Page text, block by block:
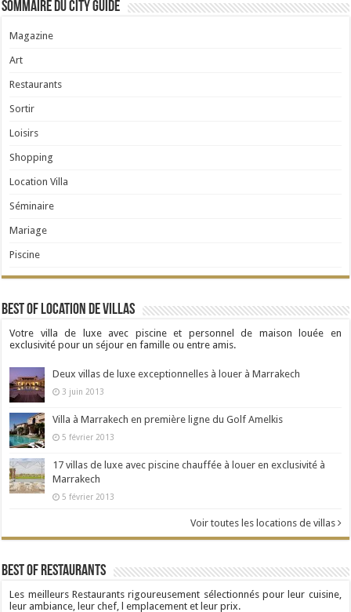
Sommaire du City Guide
Magazine
Art
Restaurants
Sortir
Loisirs
Shopping
Location Villa
Séminaire
Mariage
Piscine
Best Of Location de Villas
Votre villa de luxe avec piscine et personnel de maison louée en
exclusivité pour un séjour en famille ou entre amis.
Deux villas de luxe exceptionnelles à louer à Marrakech
3 juin 2013
Villa à Marrakech en première ligne du Golf Amelkis
5 février 2013
17 villas de luxe avec piscine chauffée à louer en exclusivité à
Marrakech
5 février 2013
Voir toutes les locations de villas
Best Of Restaurants
Les meilleurs Restaurants rigoureusement sélectionnés pour leur cuisine,
leur ambiance, leur chef, l emplacement et leur prix.